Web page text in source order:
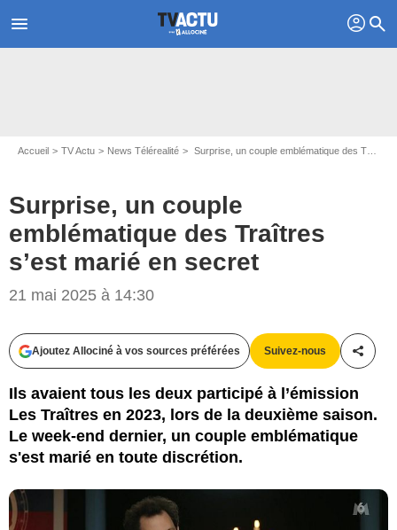
menu profil search
Accueil TV Actu News Télérealité Surprise, un couple emblématique des Traîtres s’est marié en secret
Surprise, un couple
emblématique des Traîtres
s’est marié en secret
21 mai 2025 à 14:30
Ajoutez Allociné à vos sources préférées Suivez-nous
Ils avaient tous les deux participé à l’émission
Les Traîtres en 2023, lors de la deuxième saison.
Le week-end dernier, un couple emblématique
s'est marié en toute discrétion.